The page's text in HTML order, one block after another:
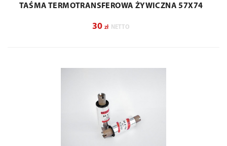
TAŚMA TERMOTRANSFEROWA ŻYWICZNA 57X74
30 zł NETTO